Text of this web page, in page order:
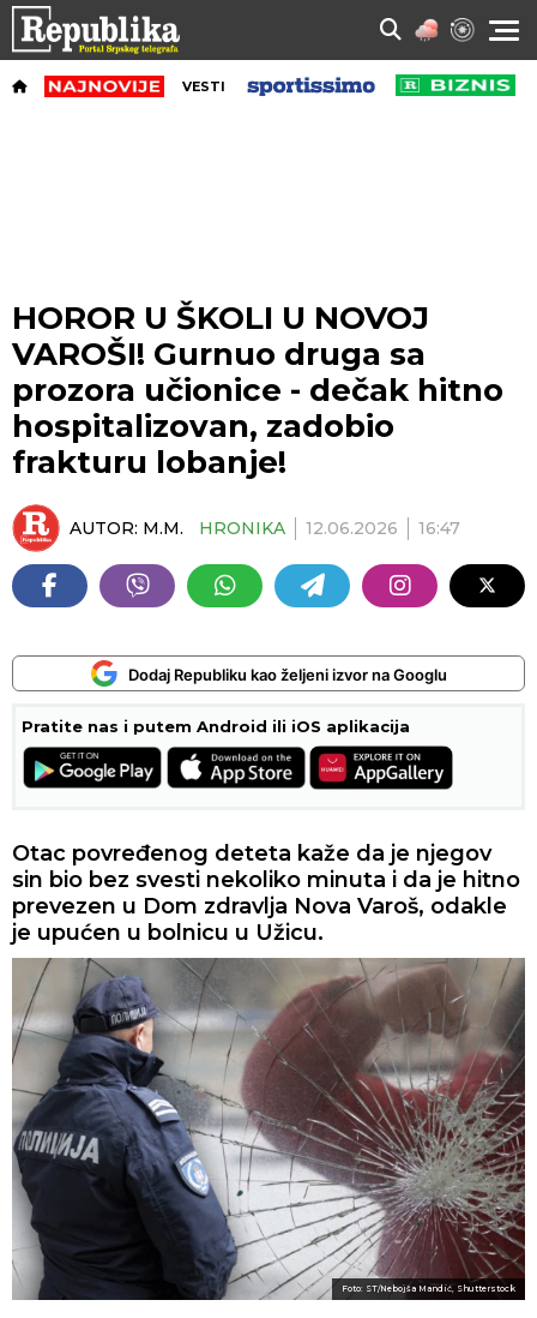
VESTI
HOROR U ŠKOLI U NOVOJ
VAROŠI! Gurnuo druga sa
prozora učionice - dečak hitno
hospitalizovan, zadobio
frakturu lobanje!
AUTOR: M.M. HRONIKA 12.06.2026 16:47
Dodaj Republiku kao željeni izvor na Googlu
Pratite nas i putem Android ili iOS aplikacija
Otac povređenog deteta kaže da je njegov
sin bio bez svesti nekoliko minuta i da je hitno
prevezen u Dom zdravlja Nova Varoš, odakle
je upućen u bolnicu u Užicu.
Foto: ST/Nebojša Mandić, Shutterstock